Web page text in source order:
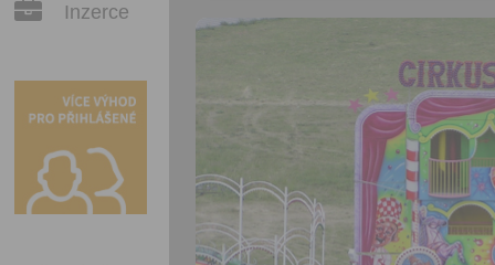
Inzerce